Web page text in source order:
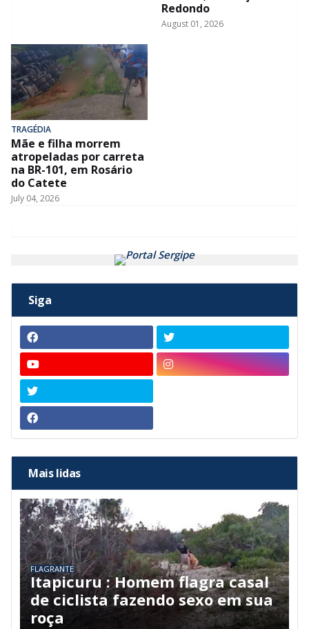
Redondo
August 01, 2026
TRAGÉDIA
Mãe e filha morrem
atropeladas por carreta
na BR-101, em Rosário
do Catete
July 04, 2026
Siga
Mais lidas
FLAGRANTE
Itapicuru : Homem flagra casal
de ciclista fazendo sexo em sua
roça